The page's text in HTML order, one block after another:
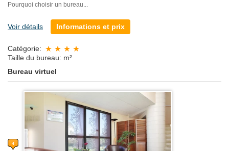
Pourquoi choisir un bureau...
Voir détails Informations et prix
Catégorie:
Taille du bureau: m²
Bureau virtuel